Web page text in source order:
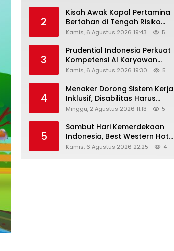
2
Kisah Awak Kapal Pertamina
Bertahan di Tengah Risiko
Pelayaran Selat Hormuz
Kamis, 6 Agustus 2026 19:43 5
3
Prudential Indonesia Perkuat
Kompetensi AI Karyawan
Lewat AI Week
Kamis, 6 Agustus 2026 19:30 5
4
Menaker Dorong Sistem Kerja
Inklusif, Disabilitas Harus
Dapat Kesempatan Setara
Minggu, 2 Agustus 2026 11:13 5
5
Sambut Hari Kemerdekaan
Indonesia, Best Western Hotel
Hadirkan The Freedom Stay
Kamis, 6 Agustus 2026 22:25 4